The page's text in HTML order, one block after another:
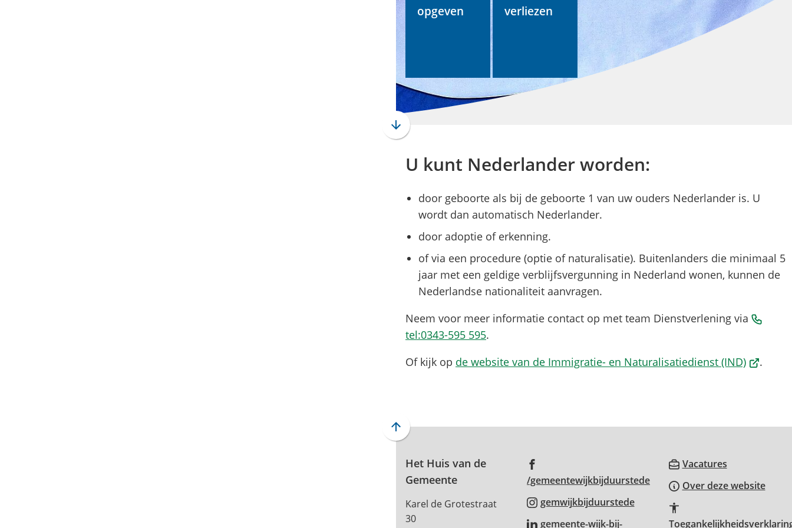
r
d
e
opgeven
verliezen
Scroll
beneden
naar
begin
U kunt Nederlander worden:
door geboorte als bij de geboorte 1 van uw ouders Nederlander is. U
wordt dan automatisch Nederlander.
door adoptie of erkenning.
of via een procedure (optie of naturalisatie). Buitenlanders die minimaal 5
jaar met een geldige verblijfsvergunning in Nederland wonen, kunnen de
Nederlandse nationaliteit aanvragen.
Neem voor meer informatie contact op met team Dienstverlening via
tel:0343-595 595(Verwijst
een
.
Of kijk op de website van de Immigratie- en Naturalisatiedienst (IND)(Verwijst
website)
.
Scroll
boven
naar
begin
van
Het Huis van de
Gemeente
Karel de Grotestraat
30
/gemeentewijkbijduurstede(Verwijst
naar
gemwijkbijduurstede(Verwijst
gemeente-wijk-bij-
Vacatures(Verwijst
naar
Over deze website